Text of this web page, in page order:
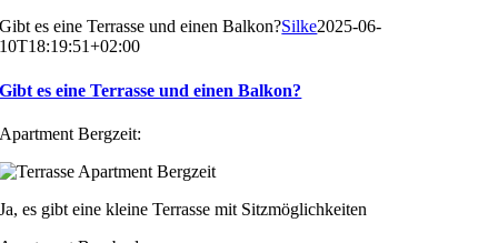
Gibt es eine Terrasse und einen Balkon?Silke2025-06-
10T18:19:51+02:00
Gibt es eine Terrasse und einen Balkon?
Apartment Bergzeit:
Ja, es gibt eine kleine Terrasse mit Sitzmöglichkeiten